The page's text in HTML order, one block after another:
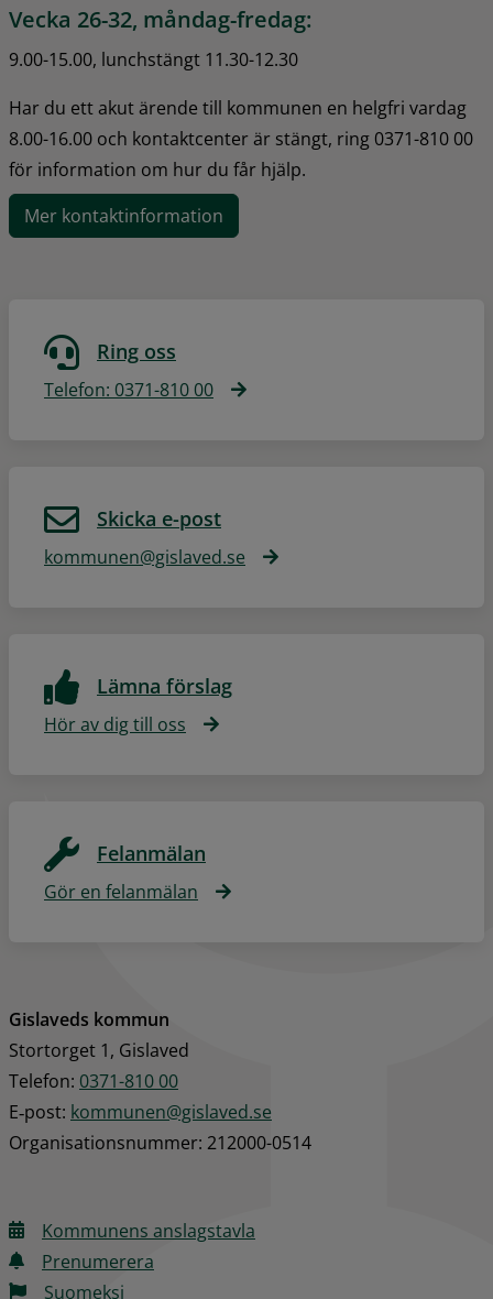
Vecka 26-32, måndag-fredag:
9.00-15.00, lunchstängt 11.30-12.30
Har du ett akut ärende till kommunen en helgfri vardag
8.00-16.00 och kontaktcenter är stängt, ring 0371-810 00
för information om hur du får hjälp.
Mer kontaktinformation
Ring oss
Telefon: 0371-810 00
Skicka e-post
kommunen@gislaved.se
Lämna förslag
Hör av dig till oss
Felanmälan
Gör en felanmälan
Gislaveds kommun
Stortorget 1, Gislaved
Telefon: 0371-810 00
E‑post: kommunen@gislaved.se
Organisationsnummer: 212000-0514
Kommunens anslagstavla
Prenumerera
Suomeksi